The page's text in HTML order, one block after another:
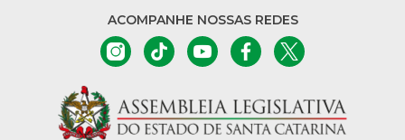
ACOMPANHE NOSSAS REDES